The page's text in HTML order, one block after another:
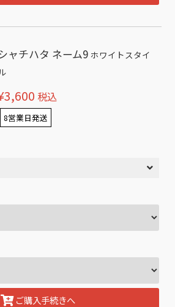
ャチハタ ネーム9 ホワイトスタイ
税込
8営業日発送
ご購入手続きへ